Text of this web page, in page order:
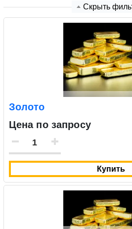
Скрыть
Золото
Цена по запросу
Купить
согласие на обработку своих
соответствии со статьей 9
июля 2006 г. N 152-ФЗ «О
также соглашаетесь на
средством e-mail